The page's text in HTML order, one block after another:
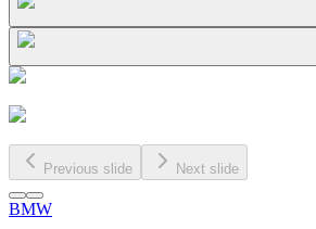
Previous slide Next slide
BMW